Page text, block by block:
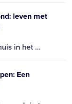
leven met
in het …
Een